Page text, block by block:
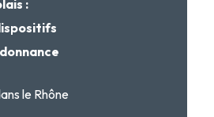
:
le Rhône